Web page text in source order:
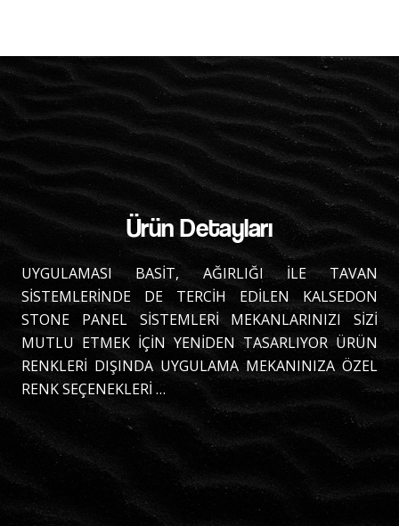
Ürün Detayları
UYGULAMASI BASİT, AĞIRLIĞI İLE TAVAN
SİSTEMLERİNDE DE TERCİH EDİLEN KALSEDON
STONE PANEL SİSTEMLERİ MEKANLARINIZI SİZİ
MUTLU ETMEK İÇİN YENİDEN TASARLIYOR ÜRÜN
RENKLERİ DIŞINDA UYGULAMA MEKANINIZA ÖZEL
RENK SEÇENEKLERİ …